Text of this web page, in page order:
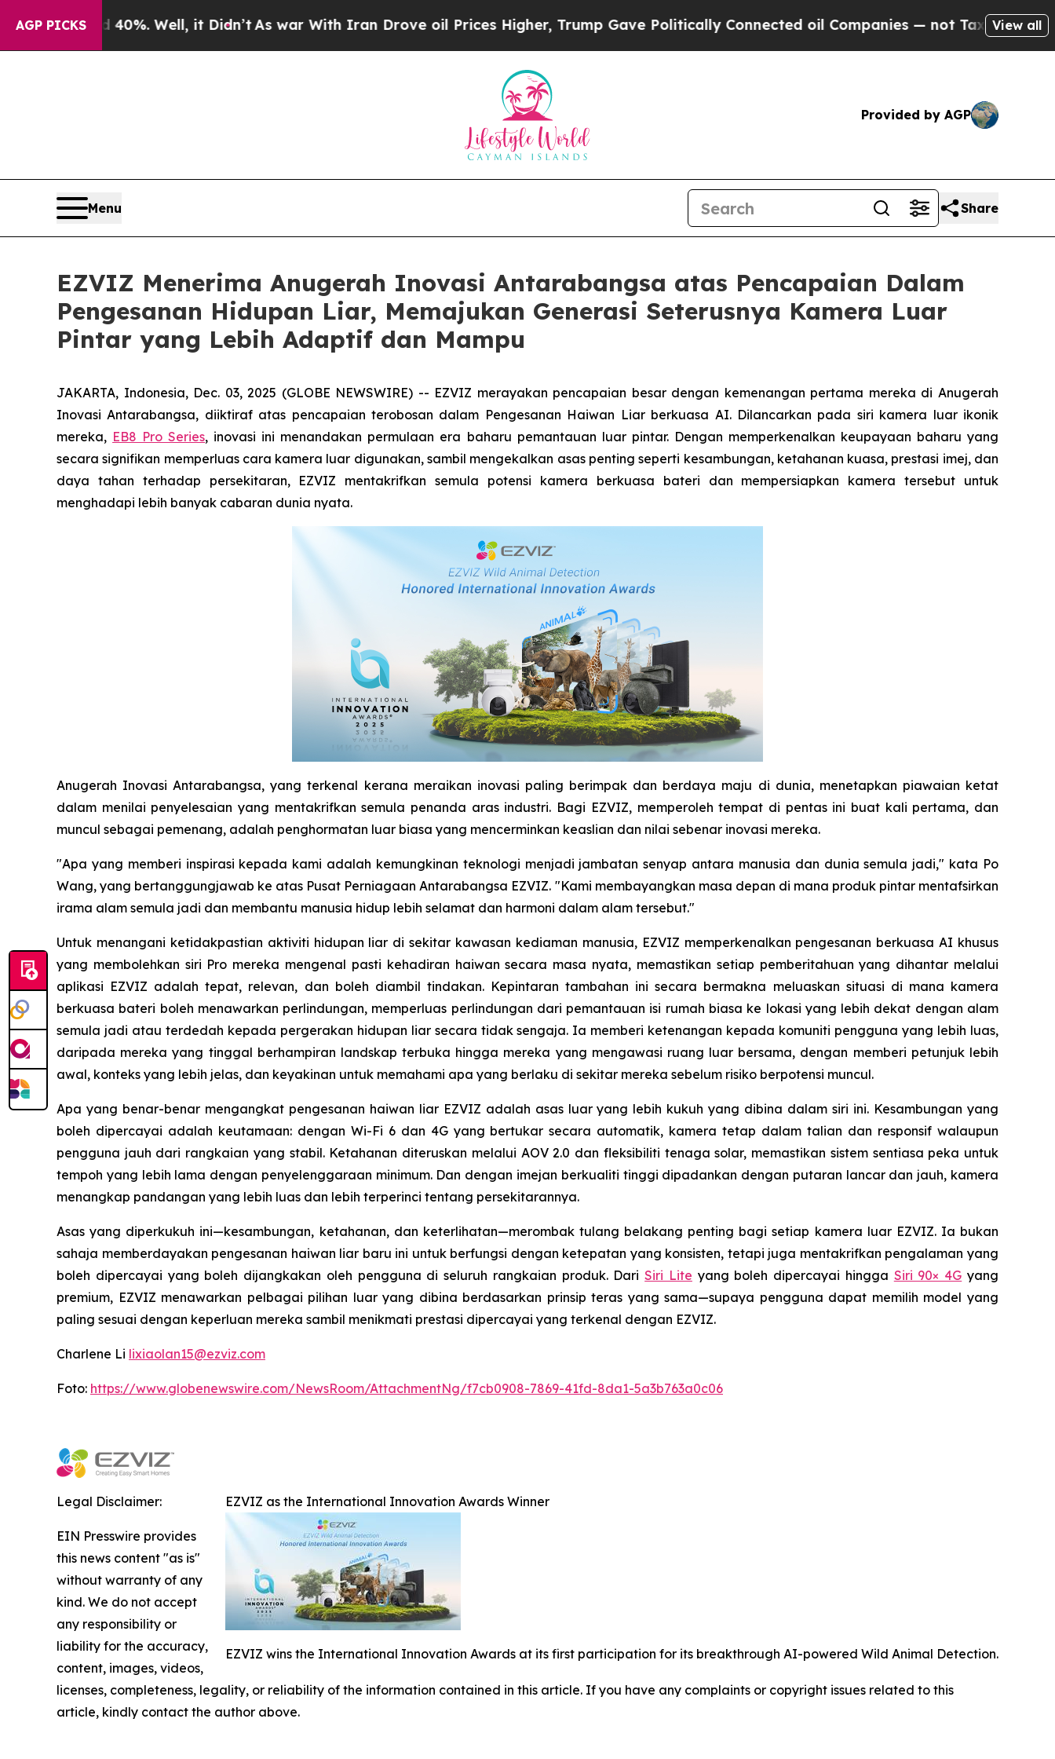
AGP PICKS
40%. Well, it Didn’tAs war With Iran Drove oil Prices Higher, Trump Gave Politically Connected oil Companies — not Taxpayers — theView all
Provided by AGP
Menu Share
EZVIZ Menerima Anugerah Inovasi Antarabangsa atas Pencapaian Dalam
Pengesanan Hidupan Liar, Memajukan Generasi Seterusnya Kamera Luar
Pintar yang Lebih Adaptif dan Mampu
JAKARTA, Indonesia, Dec. 03, 2025 (GLOBE NEWSWIRE) -- EZVIZ merayakan pencapaian besar dengan kemenangan pertama mereka di Anugerah
Inovasi Antarabangsa, diiktiraf atas pencapaian terobosan dalam Pengesanan Haiwan Liar berkuasa AI. Dilancarkan pada siri kamera luar ikonik
mereka, EB8 Pro Series, inovasi ini menandakan permulaan era baharu pemantauan luar pintar. Dengan memperkenalkan keupayaan baharu yang
secara signifikan memperluas cara kamera luar digunakan, sambil mengekalkan asas penting seperti kesambungan, ketahanan kuasa, prestasi imej, dan
daya tahan terhadap persekitaran, EZVIZ mentakrifkan semula potensi kamera berkuasa bateri dan mempersiapkan kamera tersebut untuk
menghadapi lebih banyak cabaran dunia nyata.
Anugerah Inovasi Antarabangsa, yang terkenal kerana meraikan inovasi paling berimpak dan berdaya maju di dunia, menetapkan piawaian ketat
dalam menilai penyelesaian yang mentakrifkan semula penanda aras industri. Bagi EZVIZ, memperoleh tempat di pentas ini buat kali pertama, dan
muncul sebagai pemenang, adalah penghormatan luar biasa yang mencerminkan keaslian dan nilai sebenar inovasi mereka.
"Apa yang memberi inspirasi kepada kami adalah kemungkinan teknologi menjadi jambatan senyap antara manusia dan dunia semula jadi," kata Po
Wang, yang bertanggungjawab ke atas Pusat Perniagaan Antarabangsa EZVIZ. "Kami membayangkan masa depan di mana produk pintar mentafsirkan
irama alam semula jadi dan membantu manusia hidup lebih selamat dan harmoni dalam alam tersebut."
Untuk menangani ketidakpastian aktiviti hidupan liar di sekitar kawasan kediaman manusia, EZVIZ memperkenalkan pengesanan berkuasa AI khusus
yang membolehkan siri Pro mereka mengenal pasti kehadiran haiwan secara masa nyata, memastikan setiap pemberitahuan yang dihantar melalui
aplikasi EZVIZ adalah tepat, relevan, dan boleh diambil tindakan. Kepintaran tambahan ini secara bermakna meluaskan situasi di mana kamera
berkuasa bateri boleh menawarkan perlindungan, memperluas perlindungan dari pemantauan isi rumah biasa ke lokasi yang lebih dekat dengan alam
semula jadi atau terdedah kepada pergerakan hidupan liar secara tidak sengaja. Ia memberi ketenangan kepada komuniti pengguna yang lebih luas,
daripada mereka yang tinggal berhampiran landskap terbuka hingga mereka yang mengawasi ruang luar bersama, dengan memberi petunjuk lebih
awal, konteks yang lebih jelas, dan keyakinan untuk memahami apa yang berlaku di sekitar mereka sebelum risiko berpotensi muncul.
Apa yang benar-benar mengangkat pengesanan haiwan liar EZVIZ adalah asas luar yang lebih kukuh yang dibina dalam siri ini. Kesambungan yang
boleh dipercayai adalah keutamaan: dengan Wi-Fi 6 dan 4G yang bertukar secara automatik, kamera tetap dalam talian dan responsif walaupun
pengguna jauh dari rangkaian yang stabil. Ketahanan diteruskan melalui AOV 2.0 dan fleksibiliti tenaga solar, memastikan sistem sentiasa peka untuk
tempoh yang lebih lama dengan penyelenggaraan minimum. Dan dengan imejan berkualiti tinggi dipadankan dengan putaran lancar dan jauh, kamera
menangkap pandangan yang lebih luas dan lebih terperinci tentang persekitarannya.
Asas yang diperkukuh ini—kesambungan, ketahanan, dan keterlihatan—merombak tulang belakang penting bagi setiap kamera luar EZVIZ. Ia bukan
sahaja memberdayakan pengesanan haiwan liar baru ini untuk berfungsi dengan ketepatan yang konsisten, tetapi juga mentakrifkan pengalaman yang
boleh dipercayai yang boleh dijangkakan oleh pengguna di seluruh rangkaian produk. DariSiri Lite yang boleh dipercayai hingga Siri 90× 4G yang
premium, EZVIZ menawarkan pelbagai pilihan luar yang dibina berdasarkan prinsip teras yang sama—supaya pengguna dapat memilih model yang
paling sesuai dengan keperluan mereka sambil menikmati prestasi dipercayai yang terkenal dengan EZVIZ.
Charlene Li lixiaolan15@ezviz.com
Foto: https://www.globenewswire.com/NewsRoom/AttachmentNg/f7cb0908-7869-41fd-8da1-5a3b763a0c06
EZVIZ as the International Innovation Awards Winner
EZVIZ wins the International Innovation Awards at its first participation for its breakthrough AI-powered Wild Animal Detection.
Legal Disclaimer:
EIN Presswire provides
this news content "as is"
without warranty of any
kind. We do not accept
any responsibility or
liability for the accuracy,
content, images, videos,
licenses, completeness, legality, or reliability of the information contained in this article. If you have any complaints or copyright issues related to this
article, kindly contact the author above.